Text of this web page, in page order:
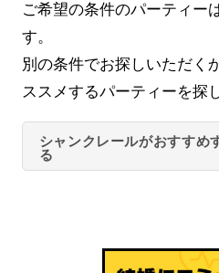
ご希望の条件のパーティー
す。
別の条件でお探しいただく
ススメするパーティーを探
シャンクレールがおすすめ
る